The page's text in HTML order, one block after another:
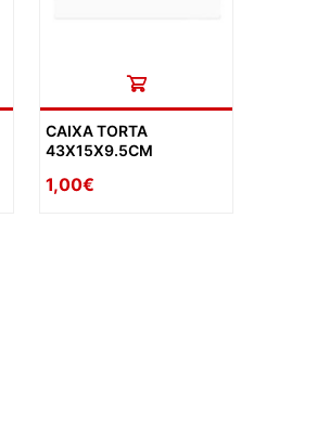
CAIXA TORTA
43X15X9.5CM
1,00€